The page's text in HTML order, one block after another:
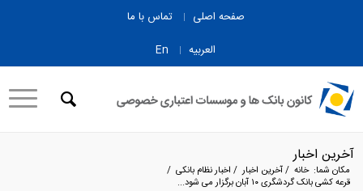
صفحه اصلی
تماس با ما
العربیه
En
آخرین اخبار
مکان شما: خانه /آخرین اخبار / اخبار نظام بانکی /
قرعه کشی بانک گردشگری ۱۰ آبان برگزار می شود...